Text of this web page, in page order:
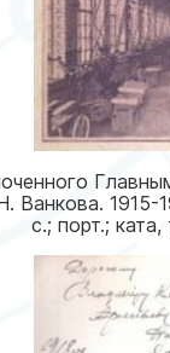
Ванкова.
с.; порт.;